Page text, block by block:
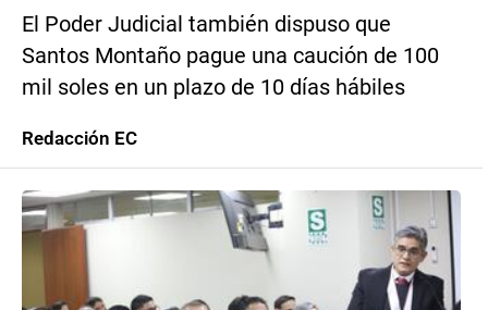
El Poder Judicial también dispuso que
Santos Montaño pague una caución de 100
mil soles en un plazo de 10 días hábiles
Redacción EC